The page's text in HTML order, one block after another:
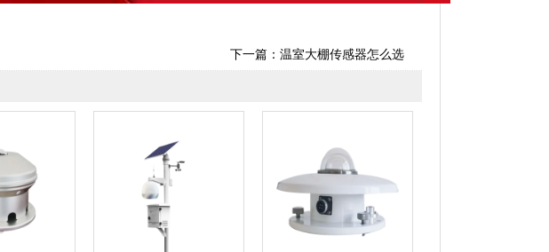
下一篇： 温室大棚传感器怎么选